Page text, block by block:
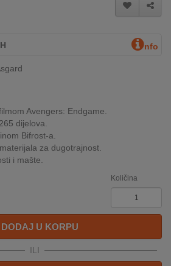
nfo
Avengers: Endgame.
dijelova.
Bifrost-a.
za dugotrajnost.
i mašte.
Količina
DODAJ U KORPU
ILI